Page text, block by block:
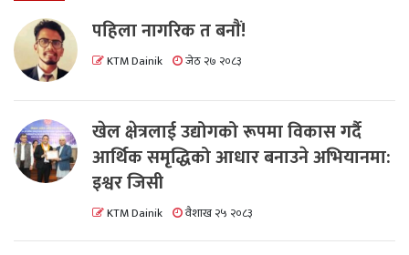
पहिला नागरिक त बनाैं!
KTM Dainik जेठ २७ २०८३
खेल क्षेत्रलाई उद्योगको रूपमा विकास गर्दै
आर्थिक समृद्धिको आधार बनाउने अभियानमा:
इश्वर जिसी
KTM Dainik वैशाख २५ २०८३